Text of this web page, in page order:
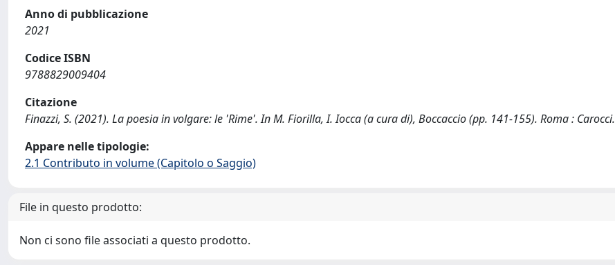
Anno di pubblicazione
2021
Codice ISBN
9788829009404
Citazione
Finazzi, S. (2021). La poesia in volgare: le 'Rime'. In M. Fiorilla, I. Iocca (a cura di), Boccaccio (pp. 141-155). Roma : Carocci.
Appare nelle tipologie:
2.1 Contributo in volume (Capitolo o Saggio)
File in questo prodotto:
Non ci sono file associati a questo prodotto.